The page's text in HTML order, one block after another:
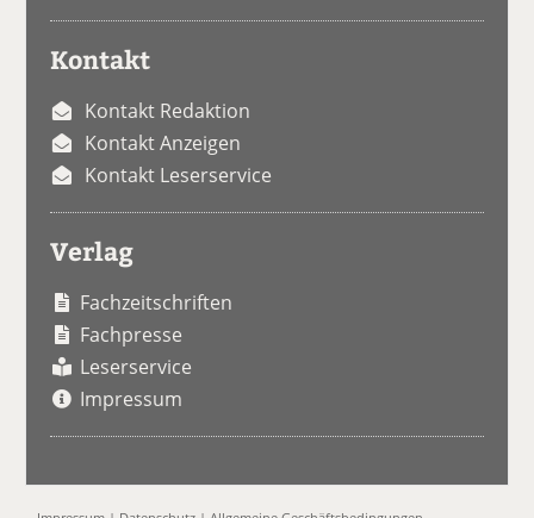
Kontakt
Kontakt Redaktion
Kontakt Anzeigen
Kontakt Leserservice
Verlag
Fachzeitschriften
Fachpresse
Leserservice
Impressum